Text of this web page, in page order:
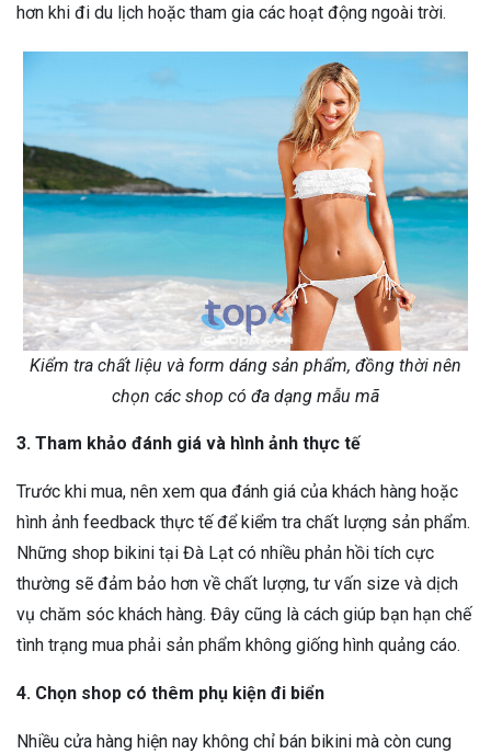
hơn khi đi du lịch hoặc tham gia các hoạt động ngoài trời.
Kiểm tra chất liệu và form dáng sản phẩm, đồng thời nên
chọn các shop có đa dạng mẫu mã
3. Tham khảo đánh giá và hình ảnh thực tế
Trước khi mua, nên xem qua đánh giá của khách hàng hoặc
hình ảnh feedback thực tế để kiểm tra chất lượng sản phẩm.
Những shop bikini tại Đà Lạt có nhiều phản hồi tích cực
thường sẽ đảm bảo hơn về chất lượng, tư vấn size và dịch
vụ chăm sóc khách hàng. Đây cũng là cách giúp bạn hạn chế
tình trạng mua phải sản phẩm không giống hình quảng cáo.
4. Chọn shop có thêm phụ kiện đi biển
Nhiều cửa hàng hiện nay không chỉ bán bikini mà còn cung